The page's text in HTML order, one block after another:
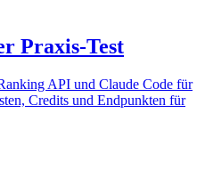
Praxis-Test
API und Claude Code für
Credits und Endpunkten für